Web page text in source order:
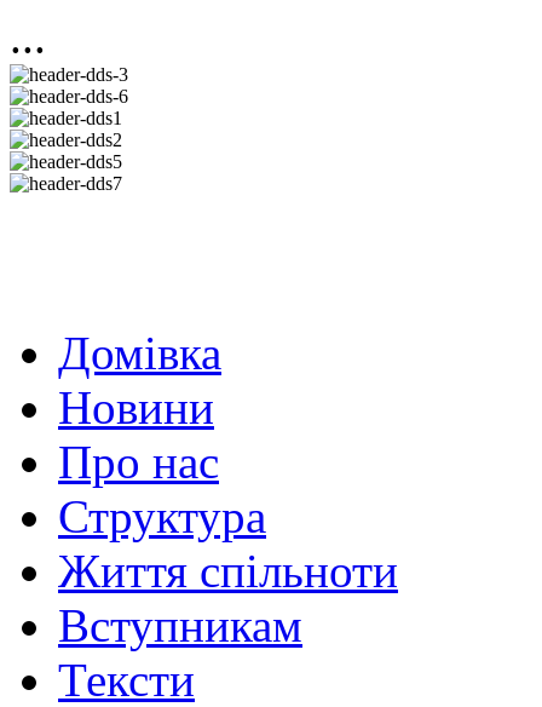
...
Домівка
Новини
Про нас
Структура
Життя спільноти
Вступникам
Тексти